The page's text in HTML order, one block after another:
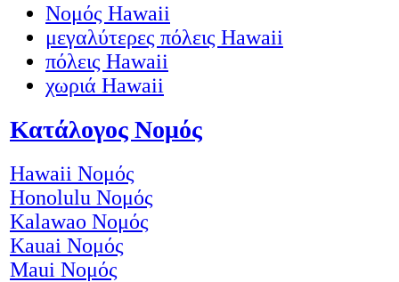
Νομός Hawaii
μεγαλύτερες πόλεις Hawaii
πόλεις Hawaii
χωριά Hawaii
Κατάλογος Νομός
Hawaii Νομός
Honolulu Νομός
Kalawao Νομός
Kauai Νομός
Maui Νομός